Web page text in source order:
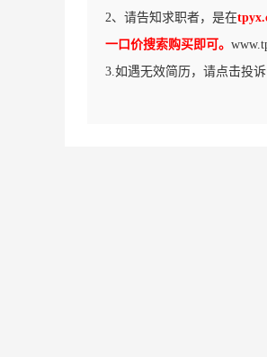
2、请告知求职者，是在
一口价搜索购买即可。
3.如遇无效简历，请点击投